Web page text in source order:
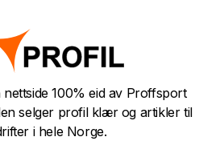
nettside 100% eid av Proffsport
selger profil klær og artikler til
i hele Norge.